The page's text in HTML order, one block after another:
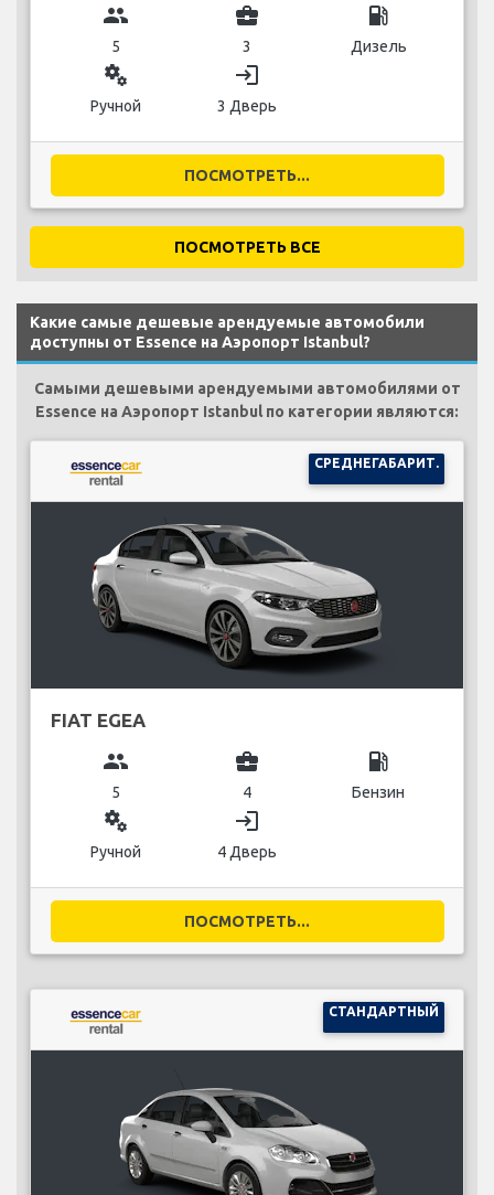
group
5
business_center
3
local_gas_station
Дизель
miscellaneous_services
Ручной
login
3 Дверь
ПОСМОТРЕТЬ...
ПОСМОТРЕТЬ ВСЕ
Какие самые дешевые арендуемые автомобили
доступны от Essence на Аэропорт Istanbul?
Самыми дешевыми арендуемыми автомобилями от
Essence на Аэропорт Istanbul по категории являются:
СРЕДНЕГАБАРИТ.
FIAT EGEA
group
5
business_center
4
local_gas_station
Бензин
miscellaneous_services
Ручной
login
4 Дверь
ПОСМОТРЕТЬ...
СТАНДАРТНЫЙ